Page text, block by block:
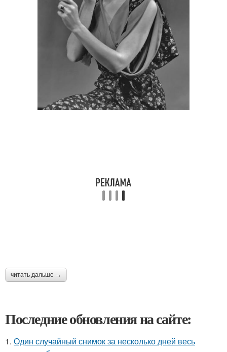
читать дальше →
Последние обновления на сайте:
1. Один случайный снимок за несколько дней весь